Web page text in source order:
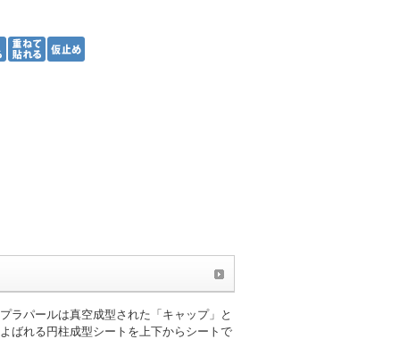
プラパールは真空成型された「キャップ」と
よばれる円柱成型シートを上下からシートで